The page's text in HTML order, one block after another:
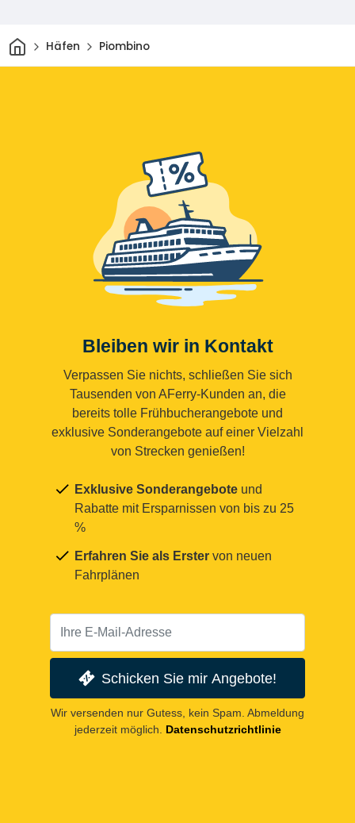
HeimHäfen Piombino
Bleiben wir in Kontakt
Verpassen Sie nichts, schließen Sie sich
Tausenden von AFerry-Kunden an, die
bereits tolle Frühbucherangebote und
exklusive Sonderangebote auf einer Vielzahl
von Strecken genießen!
Exklusive Sonderangebote und
Rabatte mit Ersparnissen von bis zu 25
%
Erfahren Sie als Erster von neuen
Fahrplänen
Schicken Sie mir Angebote!
Wir versenden nur Gutess, kein Spam. Abmeldung
jederzeit möglich. Datenschutzrichtlinie